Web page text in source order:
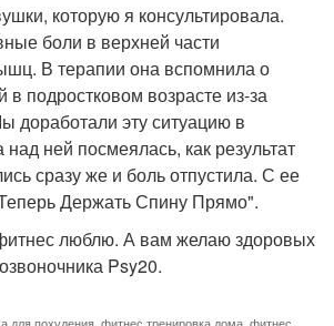
которую я консультировала.
боли в верхней части
В терапии она вспомнила о
подростковом возрасте из-за
доработали эту ситуацию в
ней посмеялась, как результат
сразу же и боль отпустила. С ее
Держать Спину Прямо".
люблю. А вам желаю здоровых
Psy20.
для похудения фитнес тренировка дома фитнес